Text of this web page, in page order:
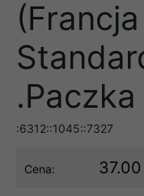
:6312::1045::7327
Cena: 37.00